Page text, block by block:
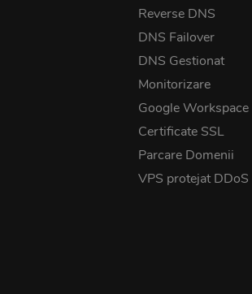
Reverse DNS
DNS Failover
DNS Gestionat
Monitorizare
Google Workspace
Certificate SSL
Parcare Domenii
VPS protejat DDoS